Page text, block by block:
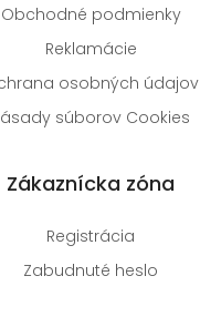
Obchodné podmienky
Reklamácie
osobných údajov
súborov Cookies
Zákaznícka zóna
Registrácia
Zabudnuté heslo